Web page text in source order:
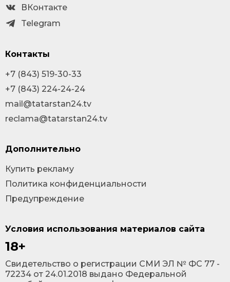
Условия использования материалов сайта
18+
Cвидетельство о регистрации СМИ ЭЛ № ФС 77 -
72234 от 24.01.2018 выдано Федеральной
ВКонтакте
Telegram
Контакты
+7 (843) 519-30-33
+7 (843) 224-24-24
mail@tatarstan24.tv
reclama@tatarstan24.tv
Дополнительно
Купить рекламу
Политика конфиденциальности
Предупреждение